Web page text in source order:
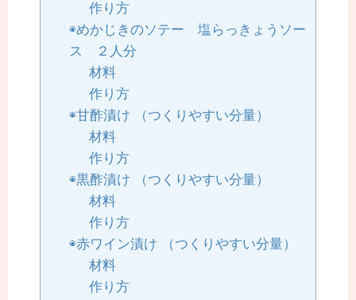
作り方
◉めかじきのソテー 塩らっきょうソー
ス ２人分
材料
作り方
◉甘酢漬け （つくりやすい分量）
材料
作り方
◉黒酢漬け （つくりやすい分量）
材料
作り方
◉赤ワイン漬け （つくりやすい分量）
材料
作り方